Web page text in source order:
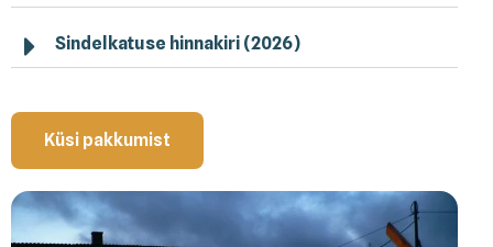
Sindelkatuse hinnakiri (2026)
Küsi pakkumist